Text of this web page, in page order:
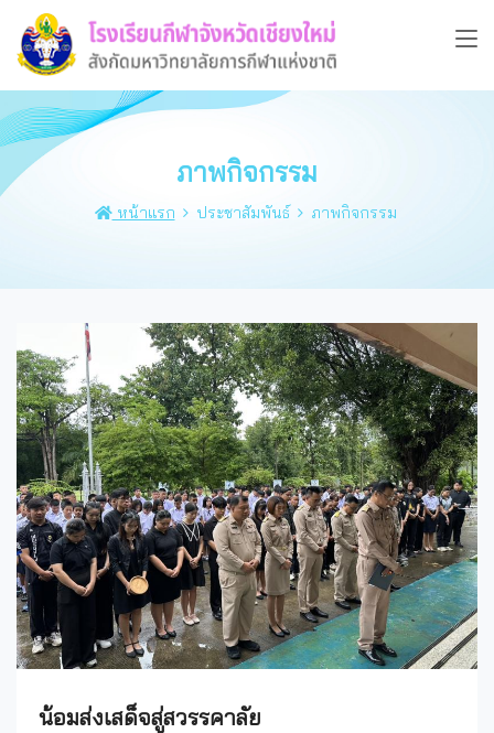
ภาพกิจกรรม
หน้าแรก ประชาสัมพันธ์ ภาพกิจกรรม
น้อมส่งเสด็จสู่สวรรคาลัย